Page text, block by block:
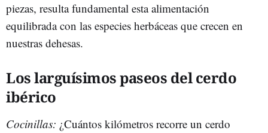
piezas, resulta fundamental esta alimentación
equilibrada con las especies herbáceas que crecen en
nuestras dehesas.
Los larguísimos paseos del cerdo
ibérico
Cocinillas: ¿Cuántos kilómetros recorre un cerdo